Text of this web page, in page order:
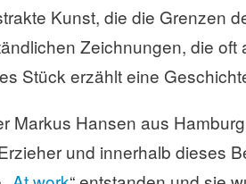
Kunst, die die Grenzen
Zeichnungen, die oft
Stück erzählt eine
Markus Hansen aus
und innerhalb dieses